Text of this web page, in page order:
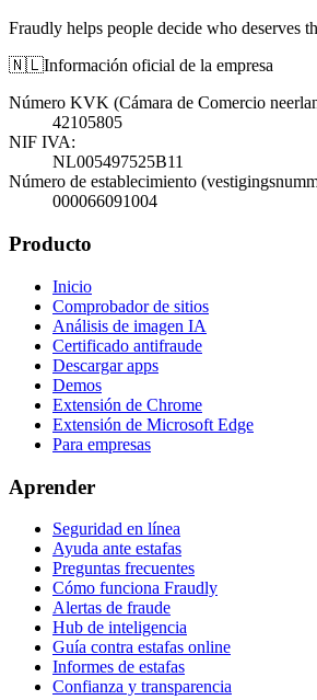
Fraudly helps people decide who deserves
🇳🇱Información oficial de la empresa
Número KVK (Cámara de Comercio
42105805
NIF IVA:
NL005497525B11
Número de establecimiento
000066091004
Producto
Inicio
Comprobador de sitios
Análisis de imagen IA
Certificado antifraude
Descargar apps
Demos
Extensión de Chrome
Extensión de Microsoft Edge
Para empresas
Aprender
Seguridad en línea
Ayuda ante estafas
Preguntas frecuentes
Cómo funciona Fraudly
Alertas de fraude
Hub de inteligencia
Guía contra estafas online
Informes de estafas
Confianza y transparencia